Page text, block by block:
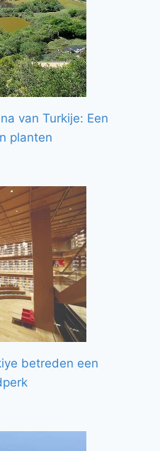
van Turkije: Een
planten
betreden een